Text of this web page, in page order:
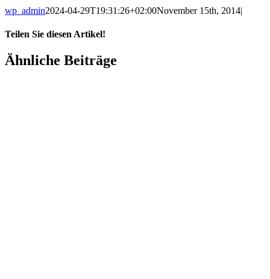
wp_admin2024-04-29T19:31:26+02:00November 15th, 2014|
Teilen Sie diesen Artikel!
Ähnliche Beiträge